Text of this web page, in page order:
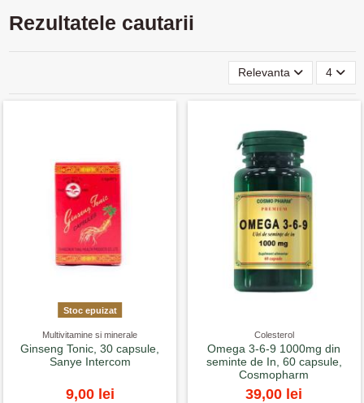
Rezultatele cautarii
Relevanta 4
Stoc epuizat
Multivitamine si minerale
Ginseng Tonic, 30 capsule,
Sanye Intercom
9,00 lei
Colesterol
Omega 3-6-9 1000mg din
seminte de In, 60 capsule,
Cosmopharm
39,00 lei